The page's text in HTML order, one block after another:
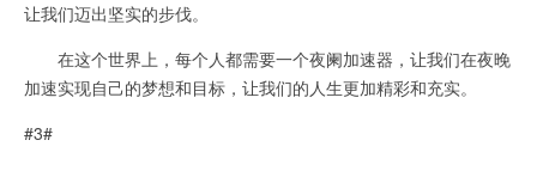
让我们迈出坚实的步伐。
在这个世界上，每个人都需要一个夜阑加速器，让我们在夜晚
加速实现自己的梦想和目标，让我们的人生更加精彩和充实。
#3#